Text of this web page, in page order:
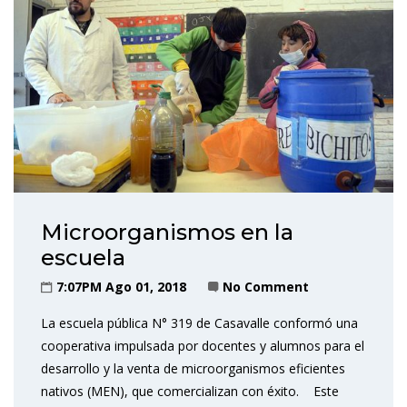
Microorganismos en la
escuela
7:07PM Ago 01, 2018 No Comment
La escuela pública N° 319 de Casavalle conformó una
cooperativa impulsada por docentes y alumnos para el
desarrollo y la venta de microorganismos eficientes
nativos (MEN), que comercializan con éxito. Este